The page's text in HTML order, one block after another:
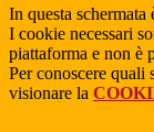
In questa
I cookie necessari
piattaforma e non è
Per conoscere quali
visionare la